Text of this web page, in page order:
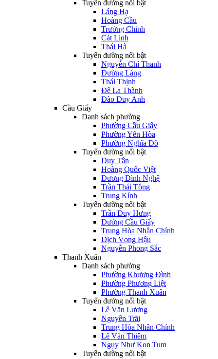
Tuyến đường nổi bật
Láng Hạ
Hoàng Cầu
Trường Chinh
Cát Linh
Thái Hà
Tuyến đường nổi bật
Nguyễn Chí Thanh
Đường Láng
Thái Thịnh
Đê La Thành
Đào Duy Anh
Cầu Giấy
Danh sách phường
Phường Cầu Giấy
Phường Yên Hòa
Phường Nghĩa Đô
Tuyến đường nổi bật
Duy Tân
Hoàng Quốc Việt
Dương Đình Nghệ
Trần Thái Tông
Trung Kính
Tuyến đường nổi bật
Trần Duy Hưng
Đường Cầu Giấy
Trung Hòa Nhân Chính
Dịch Vọng Hậu
Nguyễn Phong Sắc
Thanh Xuân
Danh sách phường
Phường Khương Đình
Phường Phương Liệt
Phường Thanh Xuân
Tuyến đường nổi bật
Lê Văn Lương
Nguyễn Trãi
Trung Hòa Nhân Chính
Lê Văn Thiêm
Ngụy Như Kon Tum
Tuyến đường nổi bật